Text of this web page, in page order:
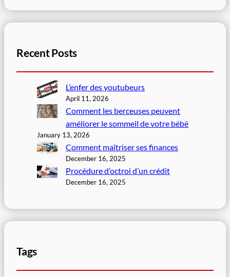
Recent Posts
L’enfer des youtubeurs
April 11, 2026
Comment les berceuses peuvent
améliorer le sommeil de votre bébé
January 13, 2026
Comment maîtriser ses finances
December 16, 2025
Procédure d’octroi d’un crédit
December 16, 2025
Tags